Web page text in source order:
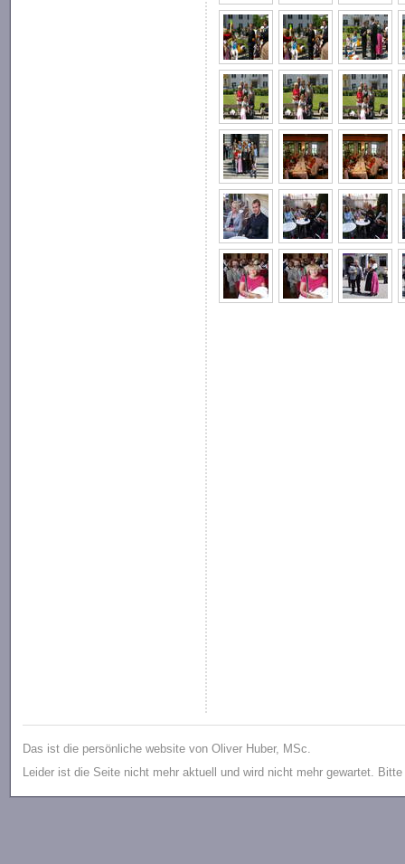
Das ist die persönliche website von Oliver Huber, MSc.
Leider ist die Seite nicht mehr aktuell und wird nicht mehr gewartet.